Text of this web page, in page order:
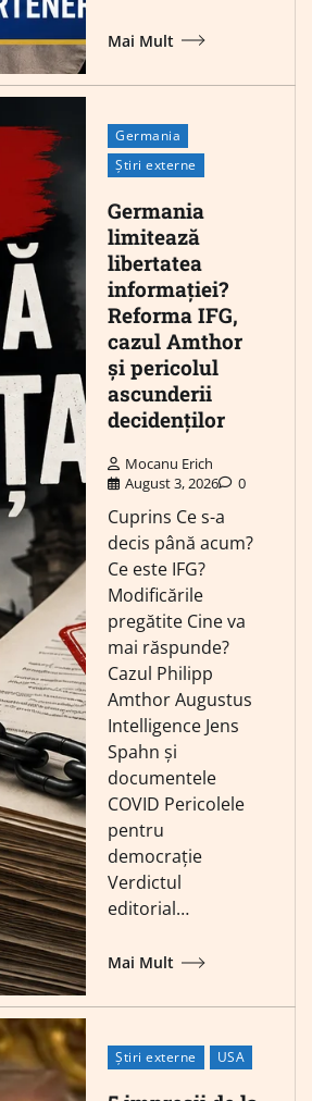
Mai Mult
Germania
Știri externe
Germania
limitează
libertatea
informației?
Reforma IFG,
cazul Amthor
și pericolul
ascunderii
decidenților
Mocanu Erich
August 3, 2026
0
Cuprins Ce s-a
decis până acum?
Ce este IFG?
Modificările
pregătite Cine va
mai răspunde?
Cazul Philipp
Amthor Augustus
Intelligence Jens
Spahn și
documentele
COVID Pericolele
pentru
democrație
Verdictul
editorial…
Mai Mult
Știri externe USA